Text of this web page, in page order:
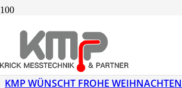
KMP AUF DER ACHEMASIA 2019
KMP WÜNSCHT FROHE